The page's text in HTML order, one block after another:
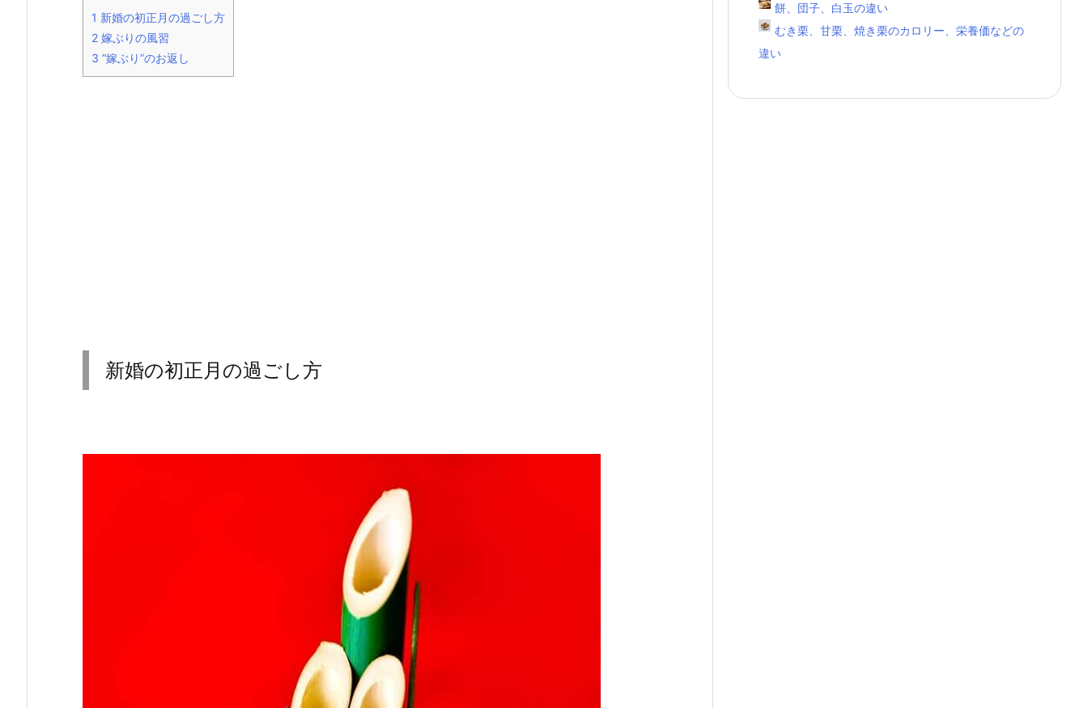
1 新婚の初正月の過ごし方
2 嫁ぶりの風習
3 “嫁ぶり”のお返し
新婚の初正月の過ごし方
餅、団子、白玉の違い
むき栗、甘栗、焼き栗のカロリー、栄養価などの
違い